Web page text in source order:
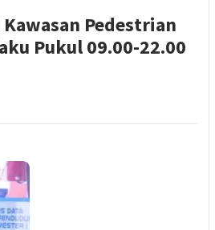
Pedestrian
Pukul 09.00-22.00